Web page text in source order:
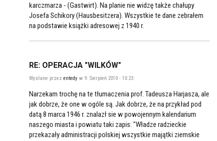
karczmarza - (Gastwirt). Na planie nie widzę także chałupy
Josefa Schikory (Hausbesitzera). Wszystkie te dane zebrałem
na podstawie książki adresowej z 1940 r.
RE: OPERACJA "WILKÓW"
Wysłane przez entedy w 9. Sierpień 2010 - 10:23
Narzekam trochę na te tłumaczenia prof. Tadeusza Harjasza, ale
jak dobrze, że one w ogóle są. Jak dobrze, że na przykład pod
datą 8 marca 1946 r. znalazł sie w powojennym kalendarium
naszego miasta i powiatu taki zapis: "Władze radzieckie
przekazały administracji polskiej wszystkie majątki ziemskie